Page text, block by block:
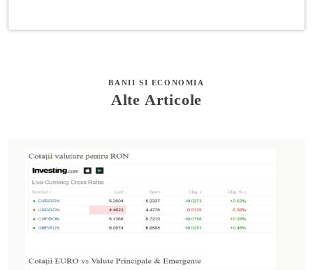
BANII SI ECONOMIA
Alte Articole